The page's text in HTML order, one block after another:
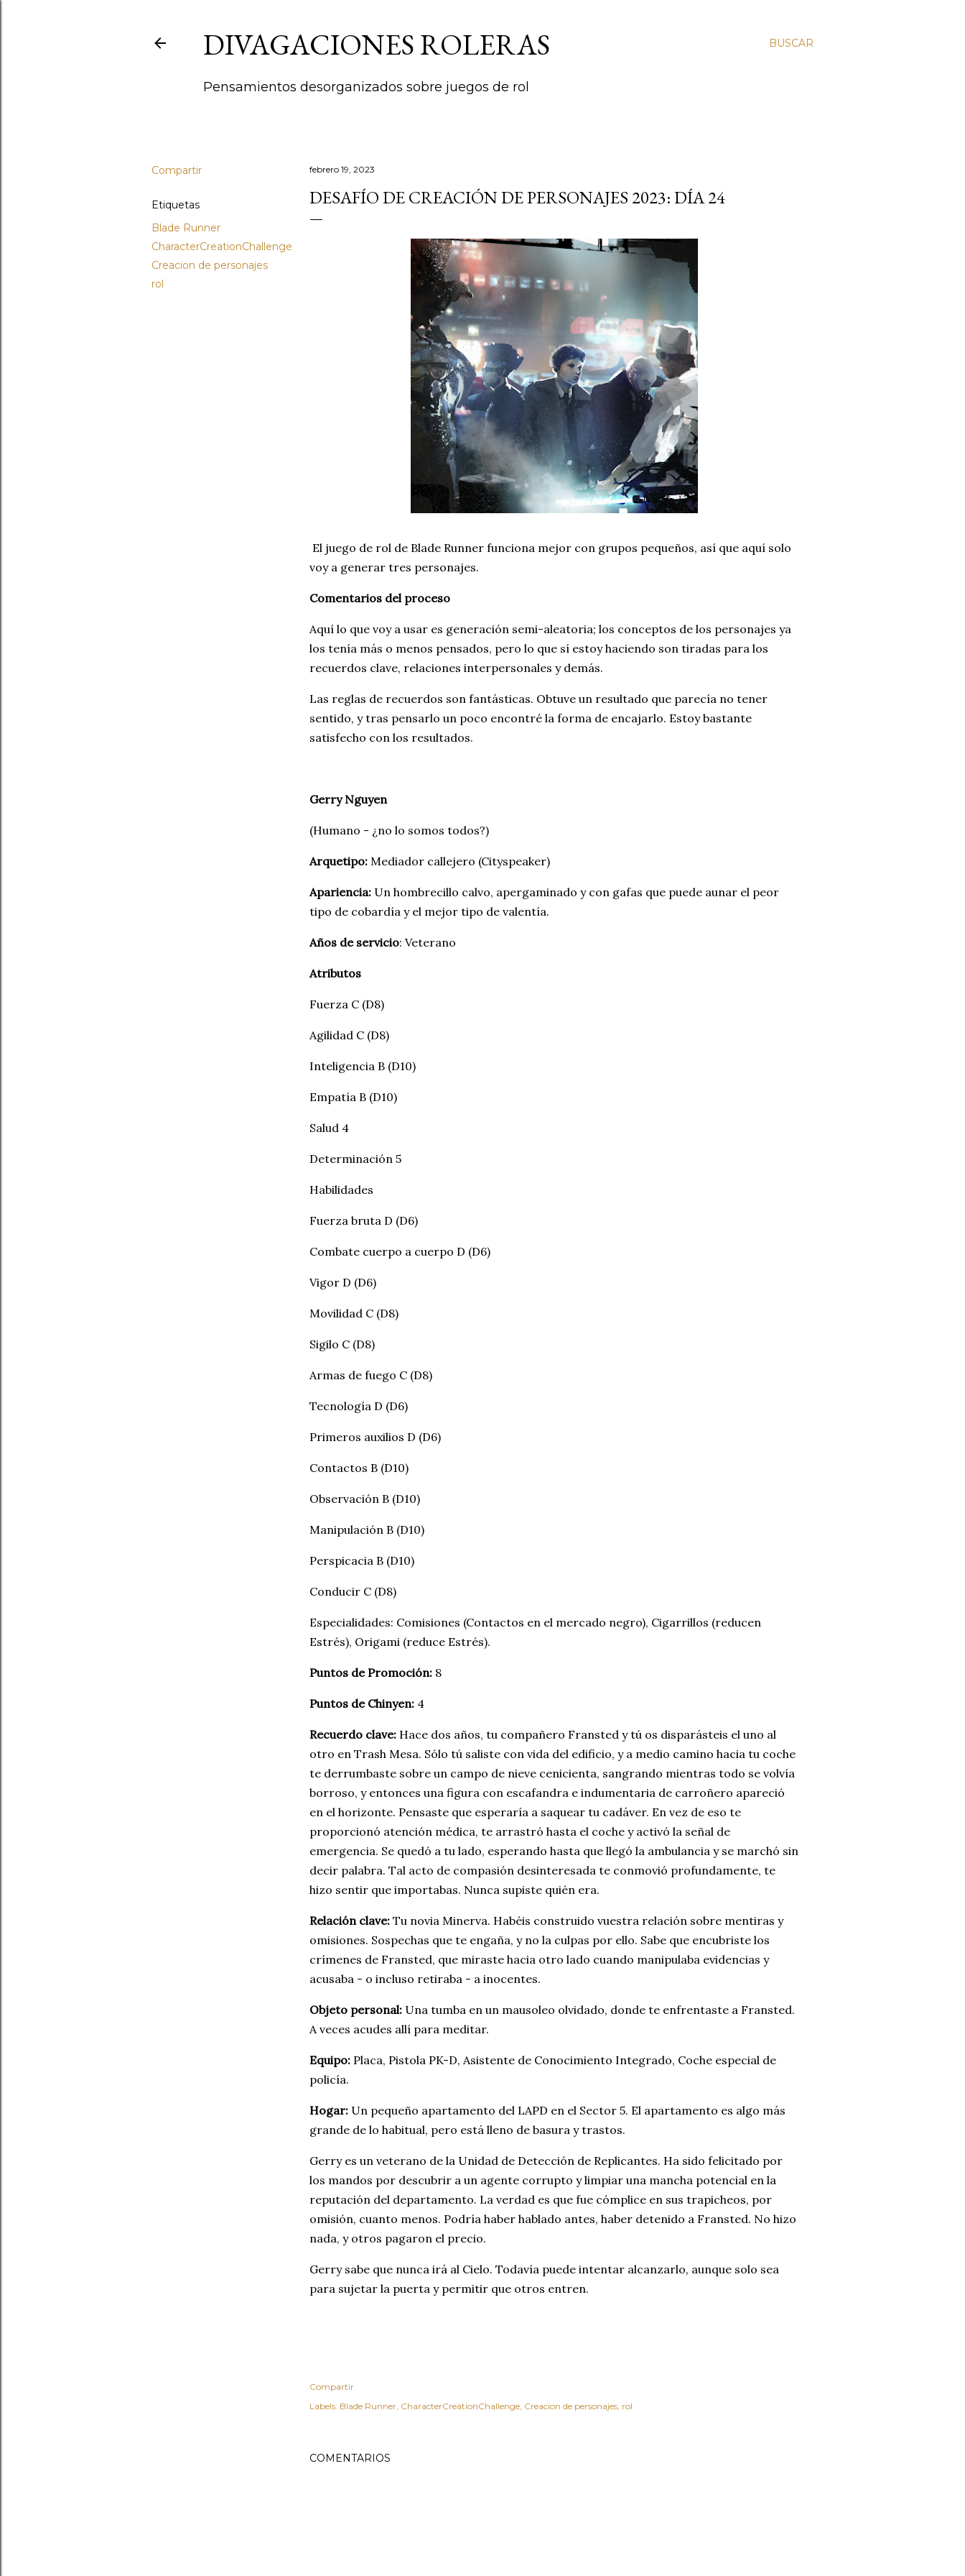
BUSCAR
DIVAGACIONES ROLERAS
Pensamientos desorganizados sobre juegos de rol
Compartir
Etiquetas
Blade Runner
CharacterCreationChallenge
Creacion de personajes
rol
febrero 19, 2023
DESAFÍO DE CREACIÓN DE PERSONAJES 2023: DÍA 24
El juego de rol de Blade Runner funciona mejor con grupos pequeños, así que aquí solo
voy a generar tres personajes.
Comentarios del proceso
Aquí lo que voy a usar es generación semi-aleatoria; los conceptos de los personajes ya
los tenía más o menos pensados, pero lo que sí estoy haciendo son tiradas para los
recuerdos clave, relaciones interpersonales y demás.
Las reglas de recuerdos son fantásticas. Obtuve un resultado que parecía no tener
sentido, y tras pensarlo un poco encontré la forma de encajarlo. Estoy bastante
satisfecho con los resultados.
Gerry Nguyen
(Humano - ¿no lo somos todos?)
Arquetipo: Mediador callejero (Cityspeaker)
Apariencia: Un hombrecillo calvo, apergaminado y con gafas que puede aunar el peor
tipo de cobardía y el mejor tipo de valentía.
Años de servicio: Veterano
Atributos
Fuerza C (D8)
Agilidad C (D8)
Inteligencia B (D10)
Empatía B (D10)
Salud 4
Determinación 5
Habilidades
Fuerza bruta D (D6)
Combate cuerpo a cuerpo D (D6)
Vigor D (D6)
Movilidad C (D8)
Sigilo C (D8)
Armas de fuego C (D8)
Tecnología D (D6)
Primeros auxilios D (D6)
Contactos B (D10)
Observación B (D10)
Manipulación B (D10)
Perspicacia B (D10)
Conducir C (D8)
Especialidades: Comisiones (Contactos en el mercado negro), Cigarrillos (reducen
Estrés), Origami (reduce Estrés).
Puntos de Promoción: 8
Puntos de Chinyen: 4
Recuerdo clave: Hace dos años, tu compañero Fransted y tú os disparásteis el uno al
otro en Trash Mesa. Sólo tú saliste con vida del edificio, y a medio camino hacia tu coche
te derrumbaste sobre un campo de nieve cenicienta, sangrando mientras todo se volvía
borroso, y entonces una figura con escafandra e indumentaria de carroñero apareció
en el horizonte. Pensaste que esperaría a saquear tu cadáver. En vez de eso te
proporcionó atención médica, te arrastró hasta el coche y activó la señal de
emergencia. Se quedó a tu lado, esperando hasta que llegó la ambulancia y se marchó sin
decir palabra. Tal acto de compasión desinteresada te conmovió profundamente, te
hizo sentir que importabas. Nunca supiste quién era.
Relación clave: Tu novia Minerva. Habéis construido vuestra relación sobre mentiras y
omisiones. Sospechas que te engaña, y no la culpas por ello. Sabe que encubriste los
crímenes de Fransted, que miraste hacia otro lado cuando manipulaba evidencias y
acusaba - o incluso retiraba - a inocentes.
Objeto personal: Una tumba en un mausoleo olvidado, donde te enfrentaste a Fransted.
A veces acudes allí para meditar.
Equipo: Placa, Pistola PK-D, Asistente de Conocimiento Integrado, Coche especial de
policía.
Hogar: Un pequeño apartamento del LAPD en el Sector 5. El apartamento es algo más
grande de lo habitual, pero está lleno de basura y trastos.
Gerry es un veterano de la Unidad de Detección de Replicantes. Ha sido felicitado por
los mandos por descubrir a un agente corrupto y limpiar una mancha potencial en la
reputación del departamento. La verdad es que fue cómplice en sus trapicheos, por
omisión, cuanto menos. Podría haber hablado antes, haber detenido a Fransted. No hizo
nada, y otros pagaron el precio.
Gerry sabe que nunca irá al Cielo. Todavía puede intentar alcanzarlo, aunque solo sea
para sujetar la puerta y permitir que otros entren.
Compartir
Labels: Blade Runner CharacterCreationChallenge Creacion de personajes rol
COMENTARIOS